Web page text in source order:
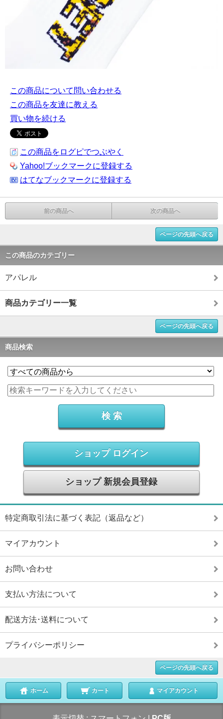
この商品について問い合わせる
この商品を友達に教える
買い物を続ける
この商品をログピでつぶやく
Yahoo!ブックマークに登録する
はてなブックマークに登録する
前の商品へ 次の商品へ
ページの先頭へ戻る
この商品のカテゴリー
アパレル
商品カテゴリー一覧
ページの先頭へ戻る
商品検索
ショップ ログイン
ショップ 新規会員登録
特定商取引法に基づく表記（返品など）
マイアカウント
お問い合わせ
支払い方法について
配送方法･送料について
プライバシーポリシー
ページの先頭へ戻る
ホーム カート マイアカウント